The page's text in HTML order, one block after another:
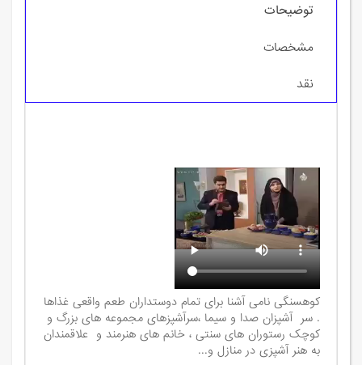
توضیحات
مشخصات
نقد
کوهسنگی نامی آشنا برای تمام دوستداران طعم واقعی غذاها
. سر آشپزان صدا و سیما ،سرآشپزهای مجموعه های بزرگ و
کوچک رستوران های سنتی ، خانم های هنرمند و علاقمندان
به هنر آشپزی در منازل و...